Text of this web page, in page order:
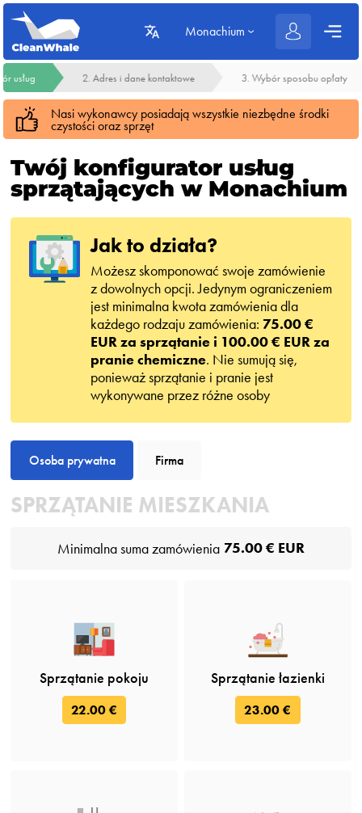
Monachium
usług 2. Adres i dane kontaktowe 3. Wybór sposobu opłaty
Nasi wykonawcy posiadają wszystkie niezbędne środki
czystości oraz sprzęt
Twój konfigurator usług
sprzątających w Monachium
Jak to działa?
Możesz skomponować swoje zamówienie
z dowolnych opcji. Jedynym ograniczeniem
jest minimalna kwota zamówienia dla
każdego rodzaju zamówienia: 75.00 €
EUR za sprzątanie i 100.00 € EUR za
pranie chemiczne. Nie sumują się,
ponieważ sprzątanie i pranie jest
wykonywane przez różne osoby
Osoba prywatna Firma
SPRZĄTANIE MIESZKANIA
Minimalna suma zamówienia 75.00 € EUR
Sprzątanie pokoju
22.00 €
Sprzątanie łazienki
23.00 €